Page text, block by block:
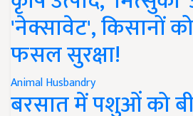
'नेक्सावेट', किसानों
फसल सुरक्षा!
Animal Husbandry
बरसात में पशुओं को